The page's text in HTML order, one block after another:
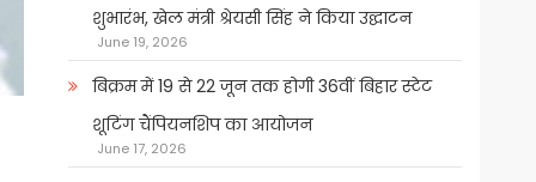
शुभारंभ, खेल मंत्री श्रेयसी सिंह ने किया उद्घाटन
June 19, 2026
बिक्रम में 19 से 22 जून तक होगी 36वीं बिहार स्टेट
शूटिंग चैंपियनशिप का आयोजन
June 17, 2026